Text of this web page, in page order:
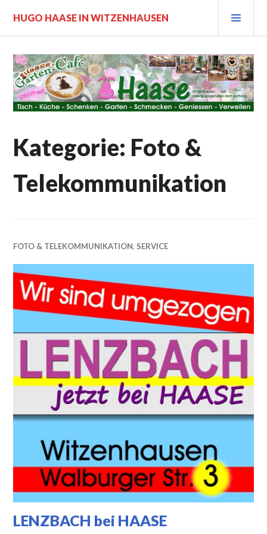
Inhalt
springen
HUGO HAASE IN WITZENHAUSEN
Kategorie: Foto &
Telekommunikation
FOTO & TELEKOMMUNIKATION, SERVICE
LENZBACH bei HAASE